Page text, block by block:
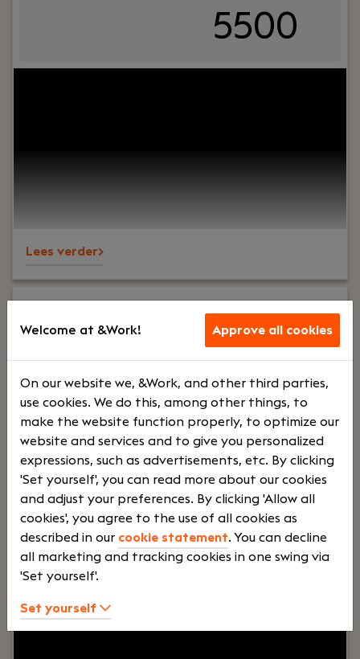
5500
Lees verder>
Haaften
Voltij
d
€
2500 -
€
3500
Your role:Bij Dijkland administratie- en
Welcome at &Work! Approve all cookies
On our website we, &Work, and other third parties,
use cookies. We do this, among other things, to
make the website function properly, to optimize our
website and services and to give you personalized
expressions, such as advertisements, etc. By clicking
'Set yourself', you can read more about our cookies
and adjust your preferences. By clicking 'Allow all
cookies', you agree to the use of all cookies as
described in our cookie statement. You can decline
all marketing and tracking cookies in one swing via
'Set yourself'.
Set yourself